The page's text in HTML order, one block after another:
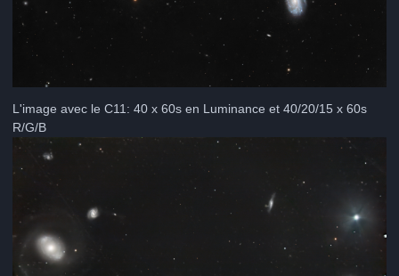
L'image avec le C11: 40 x 60s en Luminance et 40/20/15 x 60s
R/G/B